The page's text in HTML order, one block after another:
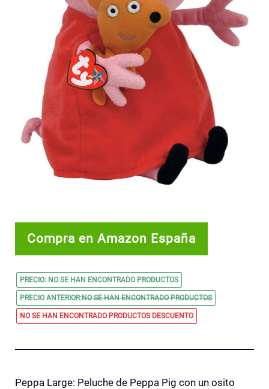
Compra en Amazon España
PRECIO: NO SE HAN ENCONTRADO PRODUCTOS
PRECIO ANTERIOR:NO SE HAN ENCONTRADO PRODUCTOS
NO SE HAN ENCONTRADO PRODUCTOSDESCUENTO
Peppa Large: Peluche de Peppa Pig con un osito